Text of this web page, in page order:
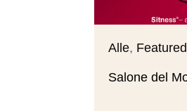
Salone del
Alle, Featured